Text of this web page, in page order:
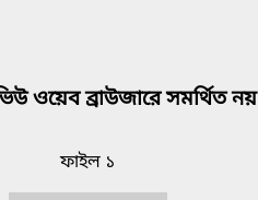
ওয়েব ব্রাউজারে সমর্থিত নয়
ফাইল ১